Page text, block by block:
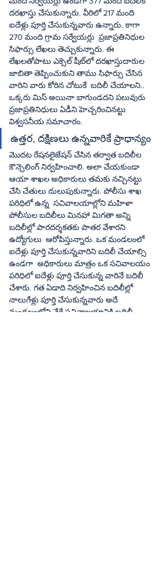
దరఖాస్తు చేసుకున్నారు. వీరిలో 217 మంది
ఐదేళ్లు పూర్తి చేసుకున్నవారు ఉన్నారు. కాగా
270 మంది గ్రామ సర్వేయర్లు  ప్రజాప్రతినిధుల
సిఫార్సు లేఖలు తెచ్చుకున్నారు. ఈ
లేఖలతోపాటు ఎక్సెల్‌ షీట్‌లో దరఖాస్తుదారుల
జాబితా తెప్పించుకుని తాము సిఫార్సు చేసిన
వారిని వారు కోరిన చోటుకే  బదిలీ చేయాలని..
ఒక్కరు మిస్‌ అయినా బాగుండదని పలువురు
ప్రజాప్రతినిధులు ఏడీని హెచ్చరించినట్టు
విశ్వసనీయ సమాచారం.
ఉత్తర, దక్షిణలు ఉన్నవారికే ప్రాధాన్యం
మొదట రేషనలైజేషన్‌ చేసిన తర్వాత బదిలీల
కౌన్సెలింగ్‌ నిర్వహించాలి. అలా చేయకుండా
ఆయా శాఖల అధికారులు తమకు నచ్చినట్టు
చేసి చేతులు దులుపుకున్నారు. పోలీసు శాఖ
పరిధిలో ఉన్న  సచివాలయాల్లోని మహిళా
పోలీసుల బదిలీలు మినహా మిగతా అన్ని
బదిలీల్లో పారదర్శకతకు పాతర వేశారని
ఉద్యోగులు  ఆరోపిస్తున్నారు. ఒక మండలంలో
ఐదేళ్లు పూర్తి చేసుకున్నవారిని బదిలీ చేయాల్సి
ఉండగా  అధికారులు మాత్రం ఒక సచివాలయం
పరిధిలో ఐదేళ్లు పూర్తి చేసుకున్న వారినే బదిలీ
చేశారు. గత ఏడాది నిర్వహించిన బదిలీల్లో
నాలుగేళ్లు పూర్తి చేసుకున్నవారు అదే
మండలంలోని వేరే సచివాలయానికి బదిలీ